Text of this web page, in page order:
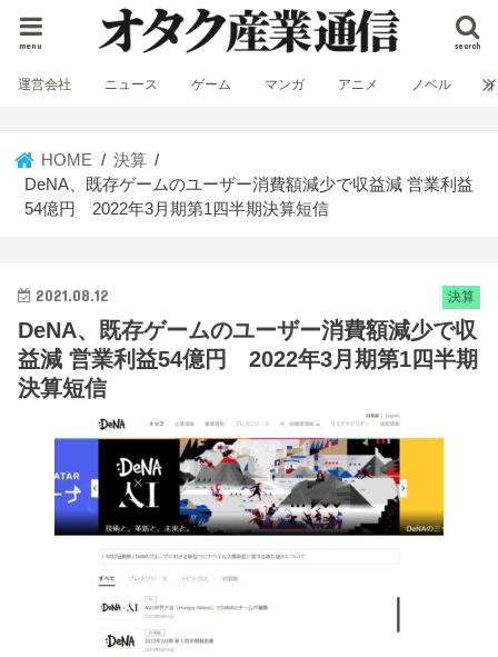
search
menu
運営会社 ニュース ゲーム マンガ アニメ ノベル
HOME
決算
DeNA、既存ゲームのユーザー消費額減少で収益減 営業利益
54億円 2022年3月期第1四半期決算短信
決算
2021.08.12
DeNA、既存ゲームのユーザー消費額減少で収
益減 営業利益54億円 2022年3月期第1四半期
決算短信